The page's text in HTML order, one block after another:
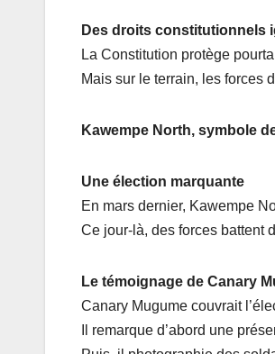
Des droits constitutionnels
La Constitution protège
Mais sur le terrain, les forces
Kawempe North, symbole
Une élection marquante
En mars dernier, Kawempe
Ce jour-là, des forces battent
Le témoignage de Canary
Canary Mugume couvrait
Il remarque d’abord une